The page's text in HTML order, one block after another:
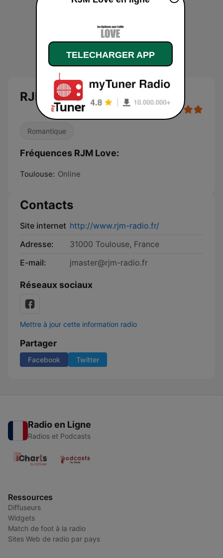
RJM Love
Romantique
Fréquences RJM Love:
Toulouse: Online
Contacts
Site internet http://www.rjm-radio.fr/
Adresse:
31000 Toulouse, France
E-mail:
jmaster@rjm-radio.fr
Réseaux sociaux
Mettre à jour cette information radio
Partager
Facebook Twitter
Radio en Ligne
Radios et Podcasts
Ressources
Diffuseurs
Widgets
Match de foot à la radio
Sites Web de radio par pays
TELECHARGER APP